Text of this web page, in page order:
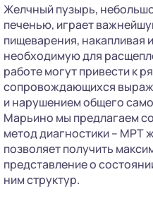
Желчный пузырь,
печенью, играет
пищеварения, накапливая
необходимую для
работе могут привести к
сопровождающихся
и нарушением общего
Марьино мы предлагаем
метод диагностики – МРТ
позволяет получить
представление о
ним структур.